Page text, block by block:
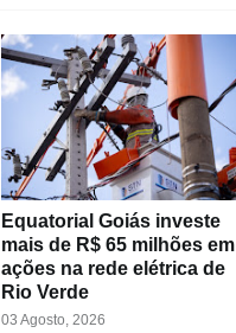
Equatorial Goiás investe
mais de R$ 65 milhões em
ações na rede elétrica de
Rio Verde
03 Agosto, 2026